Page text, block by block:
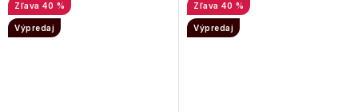
40 %
Výpredaj
40 %
Výpredaj